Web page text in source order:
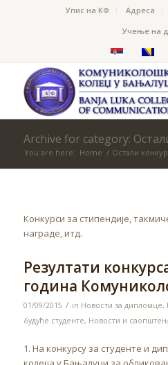
Упис на КФ Адреса
Учење на
Archive for category:
You are here: Home / Остали
Конкурси за стипендије,
награде, итд.
Резултати
година
01/09/2015 / in Новости за дипломце,
будуће студенте, Новости и
1. На конкурсу за студенте и